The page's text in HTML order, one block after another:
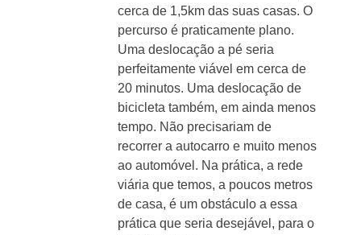
cerca de 1,5km das suas casas. O
percurso é praticamente plano.
Uma deslocação a pé seria
perfeitamente viável em cerca de
20 minutos. Uma deslocação de
bicicleta também, em ainda menos
tempo. Não precisariam de
recorrer a autocarro e muito menos
ao automóvel. Na prática, a rede
viária que temos, a poucos metros
de casa, é um obstáculo a essa
prática que seria desejável, para o